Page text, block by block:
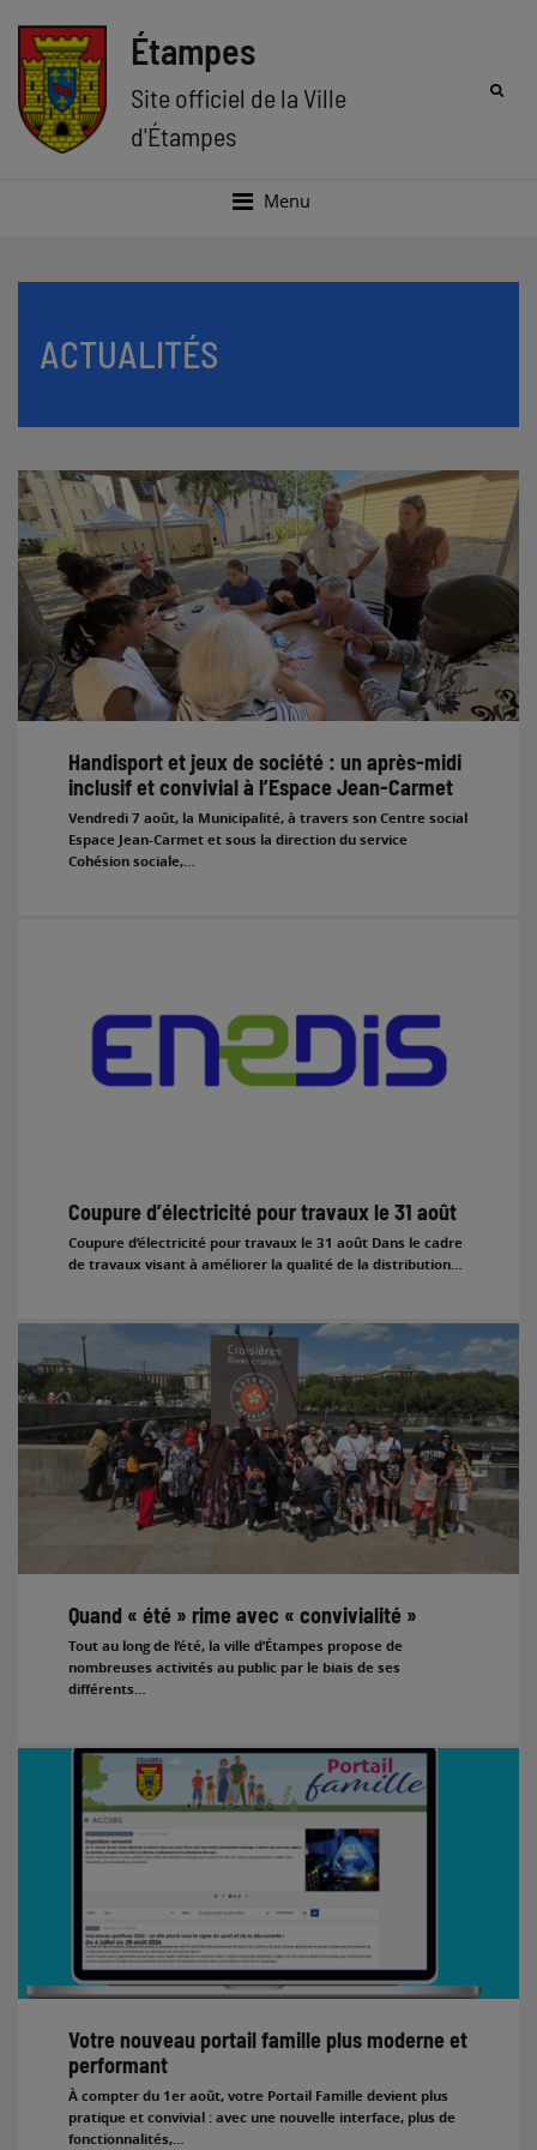
menu
contenu
Étampes
Site officiel de la Ville
d'Étampes
Menu
ACTUALITÉS
Handisport et jeux de société : un après-midi
inclusif et convivial à l’Espace Jean-Carmet
Vendredi 7 août, la Municipalité, à travers son Centre social
Espace Jean-Carmet et sous la direction du service
Cohésion sociale,…
Coupure d’électricité pour travaux le 31 août
Coupure d’électricité pour travaux le 31 août Dans le cadre
de travaux visant à améliorer la qualité de la distribution…
Quand « été » rime avec « convivialité »
Tout au long de l’été, la ville d’Étampes propose de
nombreuses activités au public par le biais de ses
différents…
Votre nouveau portail famille plus moderne et
performant
À compter du 1er août, votre Portail Famille devient plus
pratique et convivial : avec une nouvelle interface, plus de
fonctionnalités,…